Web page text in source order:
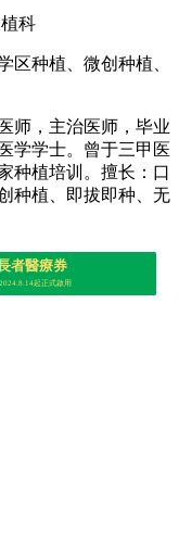
科
区种植、微创种植、
，主治医师，毕业
学学士。曾于三甲医
种植培训。擅长：口
种植、即拔即种、无
者醫療券
2024.8.14起正式啟用